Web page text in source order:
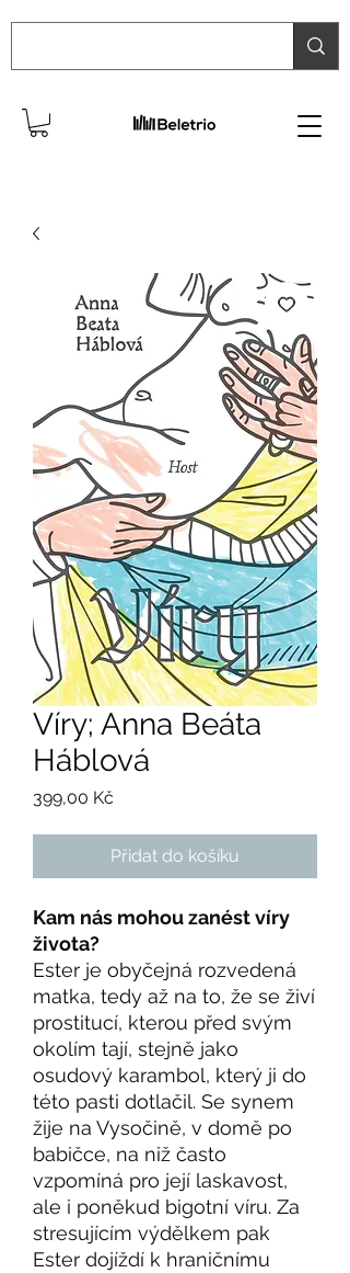
Víry; Anna Beáta
Háblová
399,00 Kč
Přidat do košíku
Kam nás mohou zanést víry
života?
Ester je obyčejná rozvedená
matka, tedy až na to, že se živí
prostitucí, kterou před svým
okolím tají, stejně jako
osudový karambol, který ji do
této pasti dotlačil. Se synem
žije na Vysočině, v domě po
babičce, na niž často
vzpomíná pro její laskavost,
ale i poněkud bigotní víru. Za
stresujícím výdělkem pak
Ester dojíždí k hraničnímu